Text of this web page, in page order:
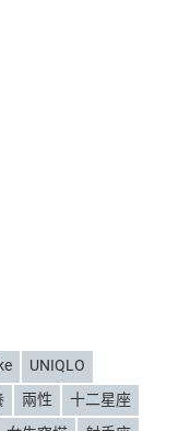
UNIQLO
兩性
十二星座